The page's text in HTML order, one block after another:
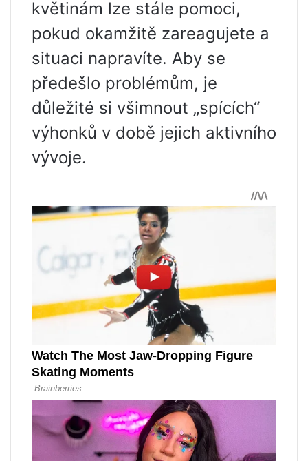
květinám lze stále pomoci,
pokud okamžitě zareagujete a
situaci napravíte. Aby se
předešlo problémům, je
důležité si všimnout „spících“
výhonků v době jejich aktivního
vývoje.